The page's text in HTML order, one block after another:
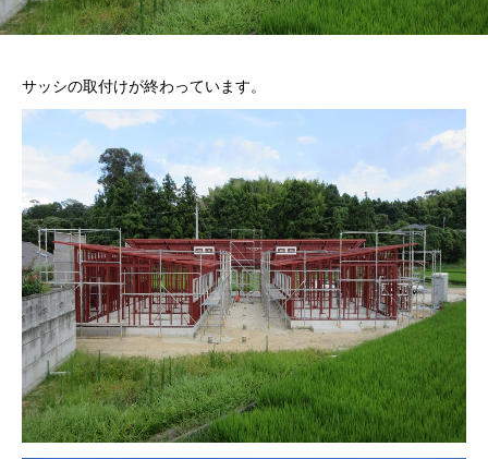
サッシの取付けが終わっています。